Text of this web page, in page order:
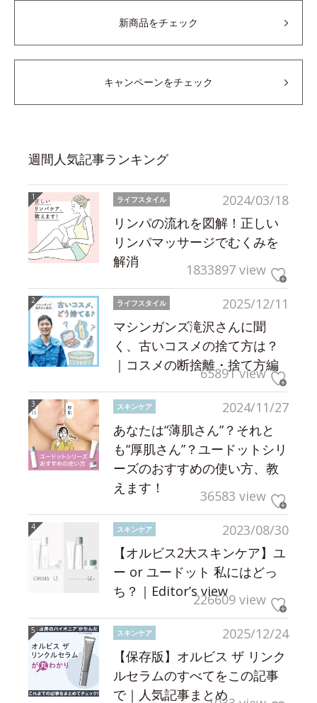
新商品をチェック
キャンペーンをチェック
週間人気記事ランキング
2024/03/18
ライフスタイル
リンパの流れを図解！正しい
リンパマッサージでむくみを
解消
1833897 view
2025/12/11
ライフスタイル
マシンガンズ滝沢さんに聞
く、古いコスメの捨て方は？
｜コスメの断捨離・捨て方編
65891 view
2024/11/27
スキンケア
あなたは“薄肌さん”？それと
も“厚肌さん”？ユードットシリ
ーズのおすすめの使い方、教
えます！
36583 view
2023/08/30
スキンケア
【オルビス2大スキンケア】ユ
ー or ユードット 私にはどっ
ち？｜Editor’s view226609 view
2025/12/24
スキンケア
【保存版】オルビス ザ リンク
ルセラムのすべてをこの記事
で｜人気記事まとめ